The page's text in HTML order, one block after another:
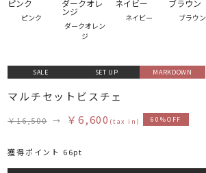
ピンク
ダークオレン
ジ
ネイビー ブラウン
SALE SET UP MARKDOWN
マルチセットビスチェ
￥16,500 → ￥6,600 (tax in) 60%OFF
獲得ポイント 66pt